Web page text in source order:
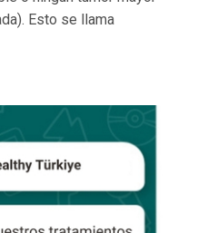
Esto se llama